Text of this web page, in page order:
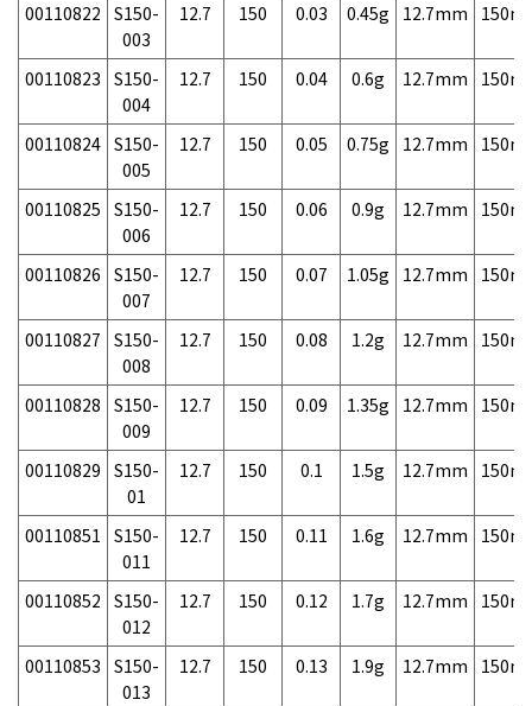
00110822 S150-
003
12.7 150 0.03 0.45g 12.7mm
00110823 S150-
004
12.7 150 0.04 0.6g 12.7mm
00110824 S150-
005
12.7 150 0.05 0.75g 12.7mm
00110825 S150-
006
12.7 150 0.06 0.9g 12.7mm
00110826 S150-
007
12.7 150 0.07 1.05g 12.7mm
00110827 S150-
008
12.7 150 0.08 1.2g 12.7mm
00110828 S150-
009
12.7 150 0.09 1.35g 12.7mm
00110829 S150-
01
12.7 150 0.1 1.5g 12.7mm
00110851 S150-
011
12.7 150 0.11 1.6g 12.7mm
00110852 S150-
012
12.7 150 0.12 1.7g 12.7mm
00110853 S150-
013
12.7 150 0.13 1.9g 12.7mm